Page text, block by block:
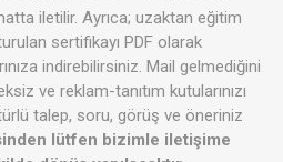
iletilir. Ayrıca; uzaktan eğitim
sertifikayı PDF olarak
indirebilirsiniz. Mail gelmediğini
ve reklam-tanıtım kutularınızı
talep, soru, görüş ve öneriniz
lütfen bizimle iletişime